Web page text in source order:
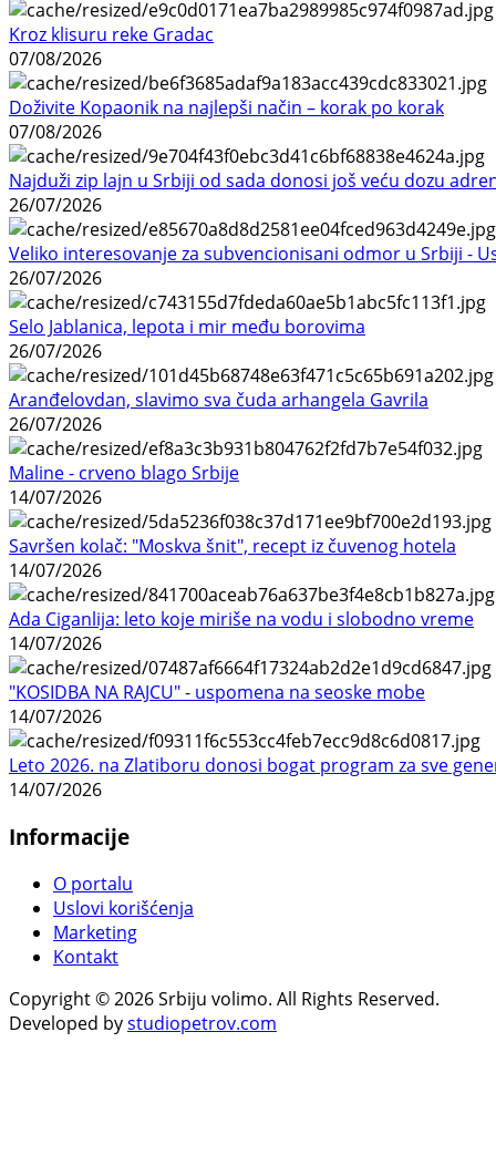
Kroz klisuru reke Gradac
07/08/2026
Doživite Kopaonik na najlepši način – korak po korak
07/08/2026
Najduži zip lajn u Srbiji od sada donosi još veću dozu
26/07/2026
Veliko interesovanje za subvencionisani odmor u Srbiji -
26/07/2026
Selo Jablanica, lepota i mir među borovima
26/07/2026
Aranđelovdan, slavimo sva čuda arhangela Gavrila
26/07/2026
Maline - crveno blago Srbije
14/07/2026
Savršen kolač: "Moskva šnit", recept iz čuvenog hotela
14/07/2026
Ada Ciganlija: leto koje miriše na vodu i slobodno vreme
14/07/2026
"KOSIDBA NA RAJCU" - uspomena na seoske mobe
14/07/2026
Leto 2026. na Zlatiboru donosi bogat program za sve
14/07/2026
Informacije
O portalu
Uslovi korišćenja
Marketing
Kontakt
Copyright © 2026 Srbiju volimo. All Rights Reserved.
Developed bystudiopetrov.com